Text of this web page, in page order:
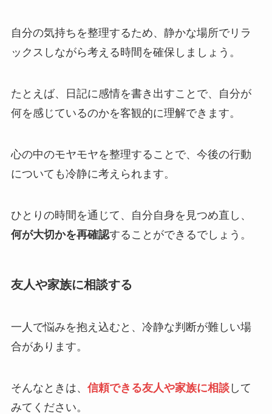
自分の気持ちを整理するため、静かな場所でリラ
ックスしながら考える時間を確保しましょう。
たとえば、日記に感情を書き出すことで、自分が
何を感じているのかを客観的に理解できます。
心の中のモヤモヤを整理することで、今後の行動
についても冷静に考えられます。
ひとりの時間を通じて、自分自身を見つめ直し、
何が大切かを再確認することができるでしょう。
友人や家族に相談する
一人で悩みを抱え込むと、冷静な判断が難しい場
合があります。
そんなときは、 信頼できる友人や家族に相談して
みてください。